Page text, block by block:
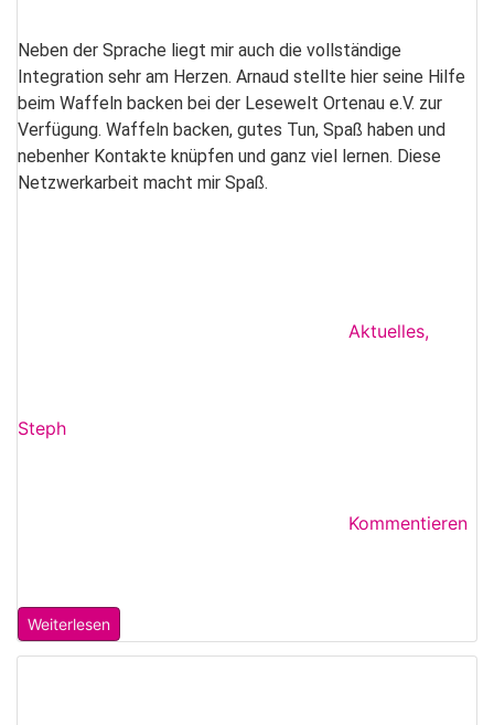
Neben der Sprache liegt mir auch die vollständige
Integration sehr am Herzen. Arnaud stellte hier seine Hilfe
beim Waffeln backen bei der Lesewelt Ortenau e.V. zur
Verfügung. Waffeln backen, gutes Tun, Spaß haben und
nebenher Kontakte knüpfen und ganz viel lernen. Diese
Netzwerkarbeit macht mir Spaß.
Aktuelles,
Steph
Kommentieren
Weiterlesen